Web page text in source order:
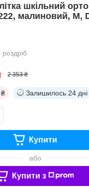
шкільний
малиновий, M,
роздріб
2 353 ₴
Залишилось 24 дні
Купити
або
Купити з